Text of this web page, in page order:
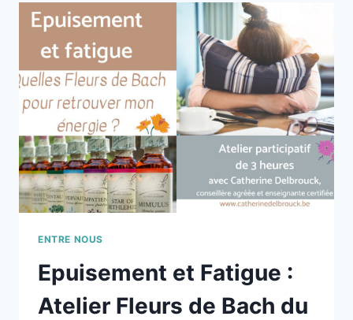
ENTRE NOUS
Epuisement et Fatigue :
Atelier Fleurs de Bach du